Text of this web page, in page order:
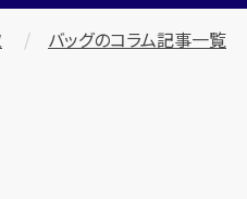
バッグのコラム記事一覧